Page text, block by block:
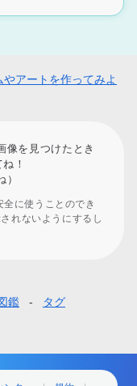
アートを作ってみよ
像を見つけたとき
！
に使うことのでき
れないようにするし
鑑 タグ